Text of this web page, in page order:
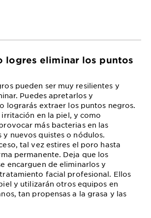
logres eliminar los puntos
pueden ser muy resilientes y
Puedes apretarlos y
lograrás extraer los puntos negros.
en la piel, y como
más bacterias en las
y nuevos quistes o nódulos.
tal vez estires el poro hasta
permanente. Deja que los
encarguen de eliminarlos y
facial profesional. Ellos
y utilizarán otros equipos en
tan propensas a la grasa y las